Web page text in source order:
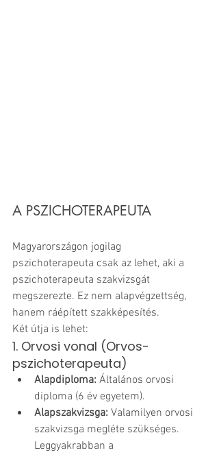
A PSZICHOTERAPEUTA
Magyarországon jogilag
pszichoterapeuta csak az lehet, aki a
pszichoterapeuta szakvizsgát
megszerezte. Ez nem alapvégzettség,
hanem ráépített szakképesítés.
Két útja is lehet:
1. Orvosi vonal (Orvos-
pszichoterapeuta)
Alapdiploma: Általános orvosi
diploma (6 év egyetem).
Alapszakvizsga: Valamilyen orvosi
szakvizsga megléte szükséges.
Leggyakrabban a